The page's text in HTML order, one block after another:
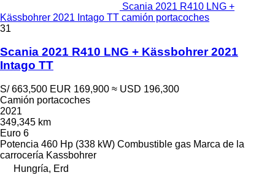
Scania 2021 R410 LNG +
Kässbohrer 2021 Intago TT camión portacoches
31
Scania 2021 R410 LNG + Kässbohrer 2021
Intago TT
S/ 663,500 EUR 169,900 ≈ USD 196,300
Camión portacoches
2021
349,345 km
Euro 6
Potencia 460 Hp (338 kW) Combustible gas Marca de la
carrocería Kassbohrer
Hungría, Erd